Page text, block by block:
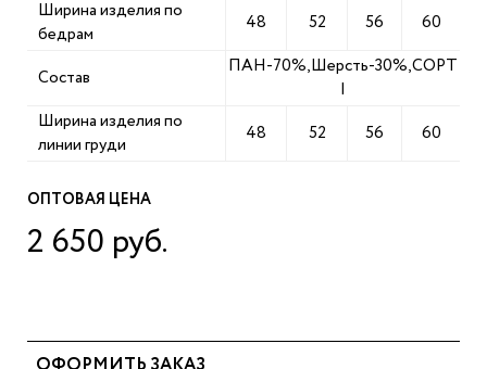
ОПТОВАЯ ЦЕНА
2 650 руб.
Ширина изделия по
бедрам
48 52 56 60
Состав
ПАН-70%,Шерсть-30%,СОРТ
Ширина изделия по
линии груди
48 52 56 60
ОФОРМИТЬ ЗАКАЗ